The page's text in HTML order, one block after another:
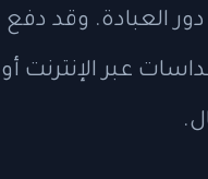
العبادة. وقد
عبر الإنترنت